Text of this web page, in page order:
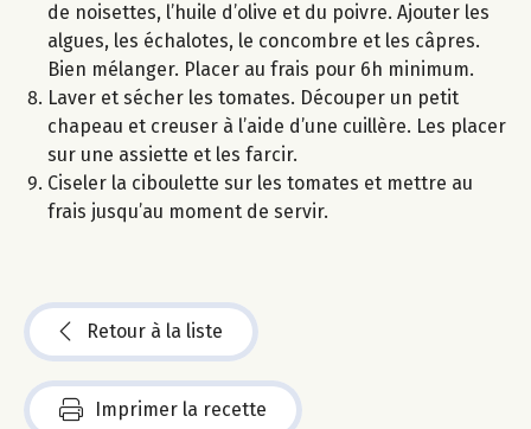
de noisettes, l’huile d’olive et du poivre. Ajouter les
algues, les échalotes, le concombre et les câpres.
Bien mélanger. Placer au frais pour 6h minimum.
Laver et sécher les tomates. Découper un petit
chapeau et creuser à l’aide d’une cuillère. Les placer
sur une assiette et les farcir.
Ciseler la ciboulette sur les tomates et mettre au
frais jusqu’au moment de servir.
Retour à la liste
Imprimer la recette